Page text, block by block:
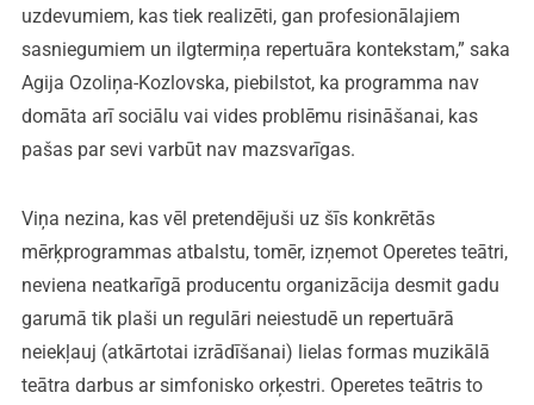
uzdevumiem, kas tiek realizēti, gan profesionālajiem
sasniegumiem un ilgtermiņa repertuāra kontekstam,” saka
Agija Ozoliņa-Kozlovska, piebilstot, ka programma nav
domāta arī sociālu vai vides problēmu risināšanai, kas
pašas par sevi varbūt nav mazsvarīgas.
Viņa nezina, kas vēl pretendējuši uz šīs konkrētās
mērķprogrammas atbalstu, tomēr, izņemot Operetes teātri,
neviena neatkarīgā producentu organizācija desmit gadu
garumā tik plaši un regulāri neiestudē un repertuārā
neiekļauj (atkārtotai izrādīšanai) lielas formas muzikālā
teātra darbus ar simfonisko orķestri. Operetes teātris to